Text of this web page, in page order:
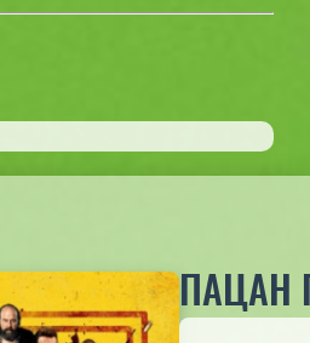
ПАЦАН